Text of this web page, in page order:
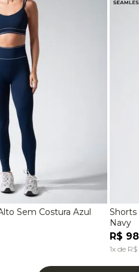
Sem Costura Azul
Shorts
Navy
R$ 98
1x de R$